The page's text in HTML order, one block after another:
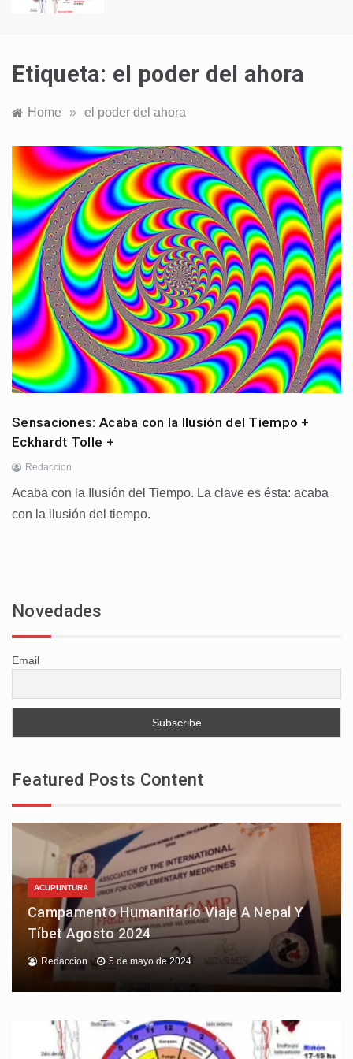
Etiqueta: el poder del ahora
Home » el poder del ahora
Sensaciones: Acaba con la Ilusión del Tiempo +
Eckhardt Tolle +
Redaccion
Acaba con la Ilusión del Tiempo. La clave es ésta: acaba
con la ilusión del tiempo.
Novedades
Email
Featured Posts Content
ACUPUNTURA
Campamento Humanitario Viaje A Nepal Y
Tíbet Agosto 2024
Redaccion 5 de mayo de 2024